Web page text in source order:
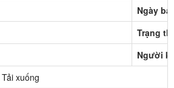
Ngày
Trạng
Người
Tải xuống